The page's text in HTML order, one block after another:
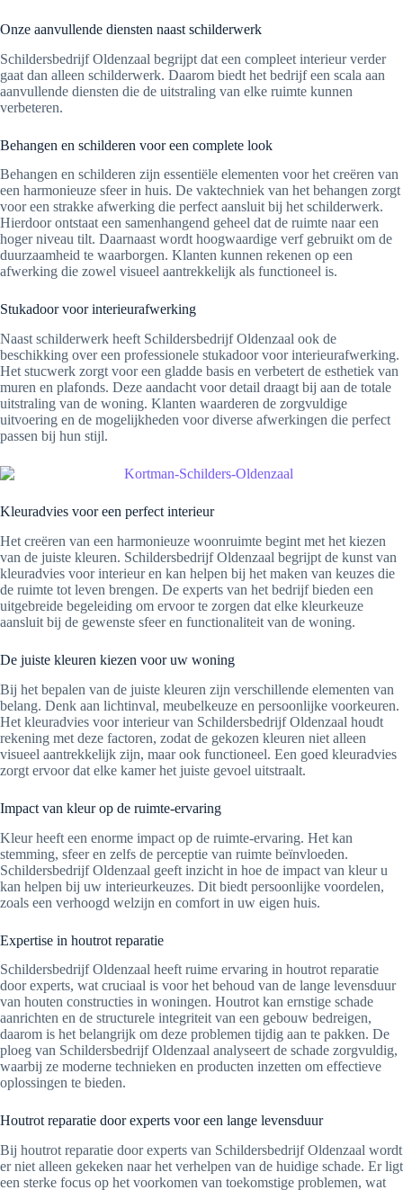
Onze aanvullende diensten naast schilderwerk
Schildersbedrijf Oldenzaal begrijpt dat een compleet interieur verder
gaat dan alleen schilderwerk. Daarom biedt het bedrijf een scala aan
aanvullende diensten die de uitstraling van elke ruimte kunnen
verbeteren.
Behangen en schilderen voor een complete look
Behangen en schilderen zijn essentiële elementen voor het creëren van
een harmonieuze sfeer in huis. De vaktechniek van het behangen zorgt
voor een strakke afwerking die perfect aansluit bij het schilderwerk.
Hierdoor ontstaat een samenhangend geheel dat de ruimte naar een
hoger niveau tilt. Daarnaast wordt hoogwaardige verf gebruikt om de
duurzaamheid te waarborgen. Klanten kunnen rekenen op een
afwerking die zowel visueel aantrekkelijk als functioneel is.
Stukadoor voor interieurafwerking
Naast schilderwerk heeft Schildersbedrijf Oldenzaal ook de
beschikking over een professionele stukadoor voor interieurafwerking.
Het stucwerk zorgt voor een gladde basis en verbetert de esthetiek van
muren en plafonds. Deze aandacht voor detail draagt bij aan de totale
uitstraling van de woning. Klanten waarderen de zorgvuldige
uitvoering en de mogelijkheden voor diverse afwerkingen die perfect
passen bij hun stijl.
Kleuradvies voor een perfect interieur
Het creëren van een harmonieuze woonruimte begint met het kiezen
van de juiste kleuren. Schildersbedrijf Oldenzaal begrijpt de kunst van
kleuradvies voor interieur en kan helpen bij het maken van keuzes die
de ruimte tot leven brengen. De experts van het bedrijf bieden een
uitgebreide begeleiding om ervoor te zorgen dat elke kleurkeuze
aansluit bij de gewenste sfeer en functionaliteit van de woning.
De juiste kleuren kiezen voor uw woning
Bij het bepalen van de juiste kleuren zijn verschillende elementen van
belang. Denk aan lichtinval, meubelkeuze en persoonlijke voorkeuren.
Het kleuradvies voor interieur van Schildersbedrijf Oldenzaal houdt
rekening met deze factoren, zodat de gekozen kleuren niet alleen
visueel aantrekkelijk zijn, maar ook functioneel. Een goed kleuradvies
zorgt ervoor dat elke kamer het juiste gevoel uitstraalt.
Impact van kleur op de ruimte-ervaring
Kleur heeft een enorme impact op de ruimte-ervaring. Het kan
stemming, sfeer en zelfs de perceptie van ruimte beïnvloeden.
Schildersbedrijf Oldenzaal geeft inzicht in hoe de impact van kleur u
kan helpen bij uw interieurkeuzes. Dit biedt persoonlijke voordelen,
zoals een verhoogd welzijn en comfort in uw eigen huis.
Expertise in houtrot reparatie
Schildersbedrijf Oldenzaal heeft ruime ervaring in houtrot reparatie
door experts, wat cruciaal is voor het behoud van de lange levensduur
van houten constructies in woningen. Houtrot kan ernstige schade
aanrichten en de structurele integriteit van een gebouw bedreigen,
daarom is het belangrijk om deze problemen tijdig aan te pakken. De
ploeg van Schildersbedrijf Oldenzaal analyseert de schade zorgvuldig,
waarbij ze moderne technieken en producten inzetten om effectieve
oplossingen te bieden.
Houtrot reparatie door experts voor een lange levensduur
Bij houtrot reparatie door experts van Schildersbedrijf Oldenzaal wordt
er niet alleen gekeken naar het verhelpen van de huidige schade. Er ligt
een sterke focus op het voorkomen van toekomstige problemen, wat